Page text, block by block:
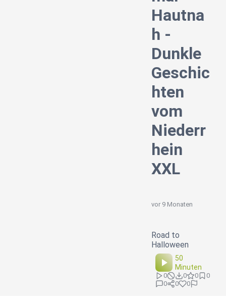
Hautna
h -
Dunkle
Geschic
hten
vom
Niederr
hein
XXL
vor 9 Monaten
Road to
Halloween
50
Minuten
0 0 0
0
0
0 0